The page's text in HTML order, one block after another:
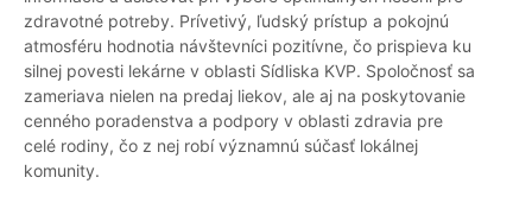
zdravotné potreby. Prívetivý, ľudský prístup a pokojnú
atmosféru hodnotia návštevníci pozitívne, čo prispieva ku
silnej povesti lekárne v oblasti Sídliska KVP. Spoločnosť sa
zameriava nielen na predaj liekov, ale aj na poskytovanie
cenného poradenstva a podpory v oblasti zdravia pre
celé rodiny, čo z nej robí významnú súčasť lokálnej
komunity.